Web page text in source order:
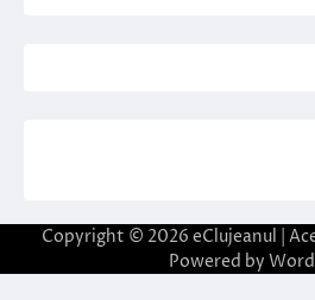
Copyright © 2026 eClujeanul |
Powered by